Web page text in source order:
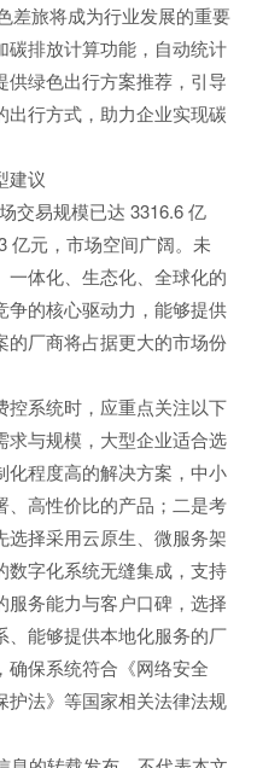
差旅将成为行业发展的重要
碳排放计算功能，自动统计
供绿色出行方案推荐，引导
出行方式，助力企业实现碳
建议
交易规模已达 3316.6 亿
亿元，市场空间广阔。未
体化、生态化、全球化的
争的核心驱动力，能够提供
的厂商将占据更大的市场份
控系统时，应重点关注以下
求与规模，大型企业适合选
化程度高的解决方案，中小
、高性价比的产品；二是考
择采用云原生、微服务架
数字化系统无缝集成，支持
服务能力与客户口碑，选择
、能够提供本地化服务的厂
确保系统符合《网络安全
护法》等国家相关法律法规